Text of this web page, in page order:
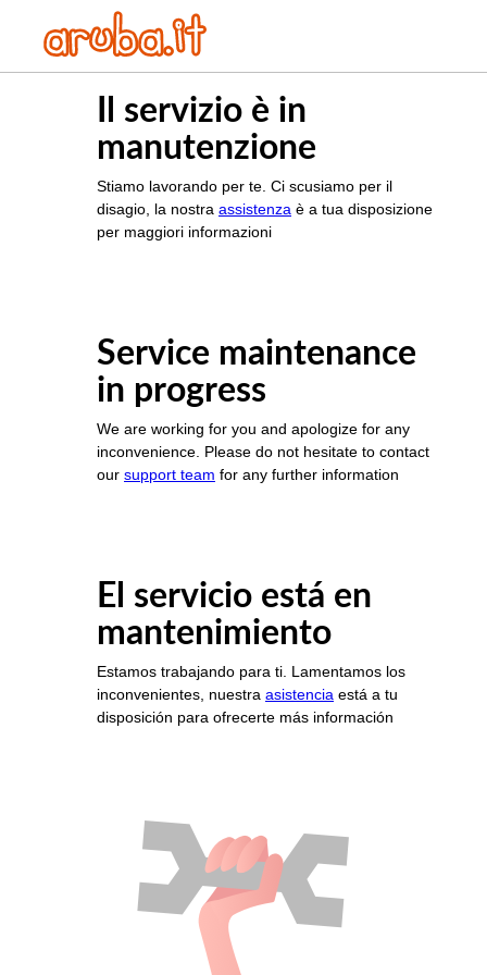
Il servizio è in
manutenzione
Stiamo lavorando per te. Ci scusiamo per il
disagio, la nostra assistenza è a tua disposizione
per maggiori informazioni
Service maintenance
in progress
We are working for you and apologize for any
inconvenience. Please do not hesitate to contact
our support team for any further information
El servicio está en
mantenimiento
Estamos trabajando para ti. Lamentamos los
inconvenientes, nuestra asistencia está a tu
disposición para ofrecerte más información